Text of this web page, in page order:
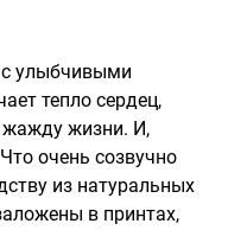
улыбчивыми
тепло сердец,
жажду жизни. И,
очень созвучно
из натуральных
в принтах,